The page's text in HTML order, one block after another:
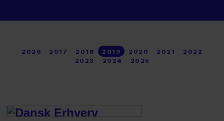
2026 2017 2018 2019 2020 2021
2022
2023
2024 2025